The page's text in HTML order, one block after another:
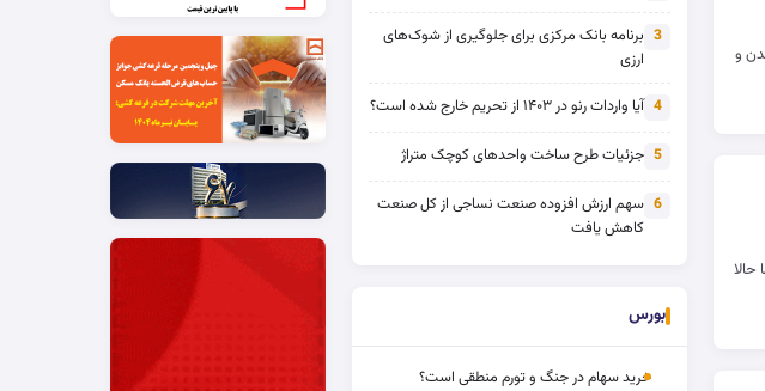
و
3 برنامه بانک مرکزی برای جلوگیری از شوک‌های
ارزی
4 آیا واردات رنو در ۱۴۰۳ از تحریم خارج شده است؟
5 جزئیات طرح ساخت واحدهای کوچک متراژ
6 سهم ارزش افزوده صنعت نساجی از کل صنعت
کاهش یافت
بورس
خرید سهام در جنگ و تورم منطقی است؟